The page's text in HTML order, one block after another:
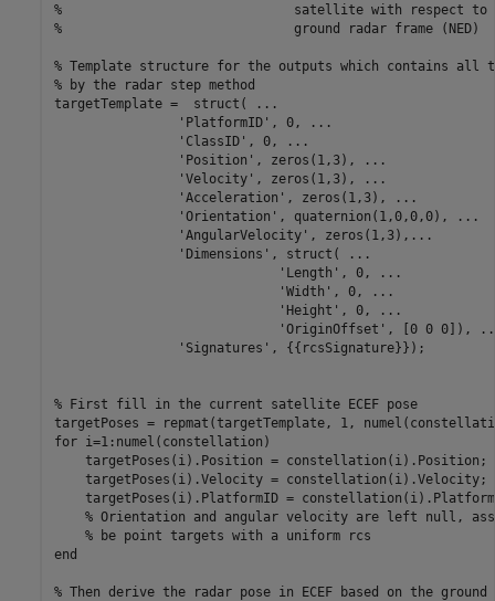
%                              satellite with respect to the
%                              ground radar frame (NED)
% Template structure for the outputs which contains all
% by the radar step method
targetTemplate =  struct(
...
'PlatformID' , 0,
...
'ClassID' , 0,
...
'Position' , zeros(1,3),
...
'Velocity' , zeros(1,3),
...
'Acceleration' , zeros(1,3),
...
'Orientation' , quaternion(1,0,0,0),
...
'AngularVelocity' , zeros(1,3), ...
'Dimensions' , struct(
...
'Length' , 0,
...
'Width' , 0,
...
'Height' , 0,
...
'OriginOffset' , [0 0 0]),
'Signatures' , {{rcsSignature}});
% First fill in the current satellite ECEF pose
for i=1:numel(constellation)
    targetPoses(i).Position = constellation(i).Position;
    targetPoses(i).Velocity = constellation(i).Velocity;
targetPoses(i).PlatformID =
% Orientation and angular velocity are left null,
% be point targets with a uniform rcs
end
% Then derive the radar pose in ECEF based on the